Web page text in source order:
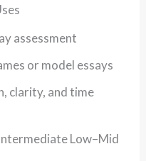
assessment
or model essays
clarity, and time
Low–Mid